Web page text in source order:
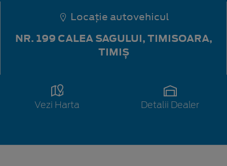
Locație autovehicul
NR. 199 CALEA SAGULUI, TIMISOARA,
TIMIȘ
Vezi Harta Detalii Dealer